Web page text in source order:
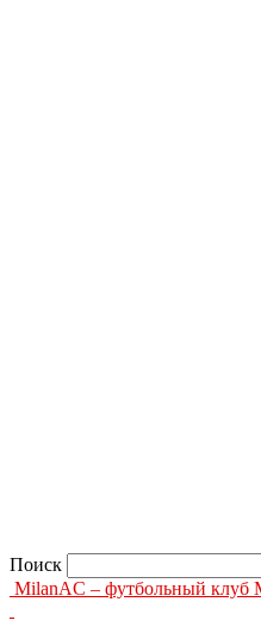
Поиск
MilanAC – футбольный клуб